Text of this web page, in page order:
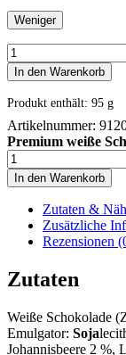
Weniger
Premium
weiße
Schokolade
-
Lavendel
95g
Menge
In den Warenkorb
Produkt enthält: 95 g
Artikelnummer:
Premium weiße
Premium
weiße
Schokolade
Johannisbeere,
Lavendel
Menge
In den Warenkorb
Zutaten &
Zusätzliche
Rezensionen
Zutaten
Weiße Schokolade
Emulgator: Soja
Johannisbeere 2 %,